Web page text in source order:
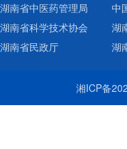
湖南省中医药管理局
湖南省科学技术协会
湖南省民政厅
中
湖
湖
湘ICP备